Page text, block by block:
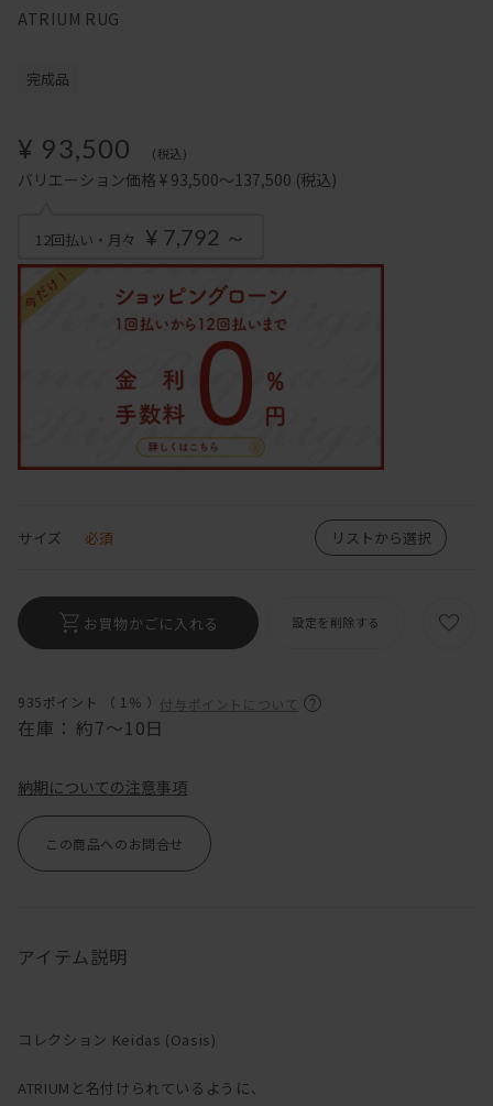
ATRIUM RUG
935ポイント （ 1％ ） 付与ポイントについて
在庫： 約7～10日
完成品
¥ 93,500 (税込)
バリエーション価格 ¥ 93,500～137,500 (税込)
12回払い・月々 ¥ 7,792 ～
サイズ 必須 リストから選択
お買物かごに入れる 設定を削除する
納期についての注意事項
この商品へのお問合せ
アイテム説明
コレクション Keidas (Oasis)
ATRIUMと名付けられているように、